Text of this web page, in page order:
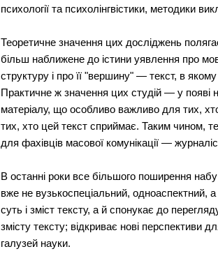
психології та психолінгвістики, методики
Теоретичне значення цих досліджень
більш наближене до істини уявлення про
структуру і про її "вершину" — текст, в
Практичне ж значення цих студій — у появі
матеріалу, що особливо важливо для тих,
тих, хто цей текст сприймає. Таким чином,
для фахівців масової комунікації —
В останні роки все більшого поширення
вже не вузькоспеціальний,
суть і зміст тексту, а й спонукає до
змісту тексту; відкриває нові перспективи
галузей науки.